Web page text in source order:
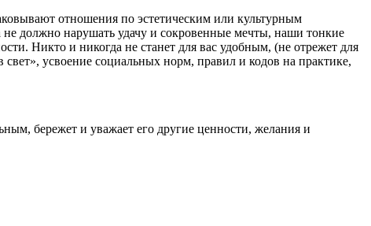
отношения по эстетическим или культурным
должно нарушать удачу и сокровенные мечты, наши тонкие
Никто и никогда не станет для вас удобным, (не отрежет для
усвоение социальных норм, правил и кодов на практике,
бережет и уважает его другие ценности, желания и